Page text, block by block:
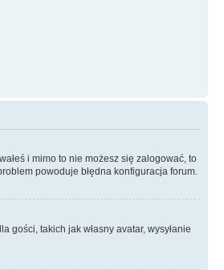
i mimo to nie możesz się zalogować, to
powoduje błędna konfiguracja forum.
takich jak własny avatar, wysyłanie